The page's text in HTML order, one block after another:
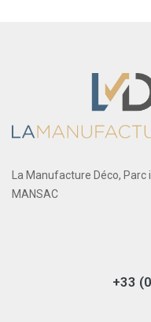
La Manufacture Déco,
MANSAC
+33